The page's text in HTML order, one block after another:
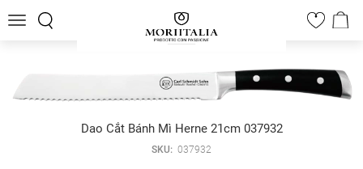
Toggle
0
Dao Cắt Bánh Mì Herne 21cm 037932
SKU: 037932